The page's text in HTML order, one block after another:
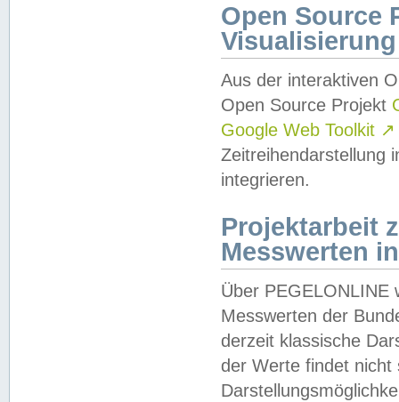
Open Source
Visualisierung
Aus der interaktiven
Open Source Projekt
Google Web Toolkit ↗
Zeitreihendarstellung
integrieren.
Projektarbeit
Messwerten
Über PEGELONLINE
Messwerten der
derzeit klassische
der Werte findet